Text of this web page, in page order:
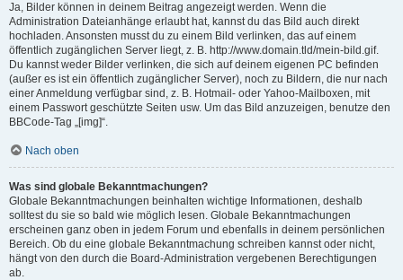
Ja, Bilder können in deinem Beitrag angezeigt werden. Wenn die
Administration Dateianhänge erlaubt hat, kannst du das Bild auch direkt
hochladen. Ansonsten musst du zu einem Bild verlinken, das auf einem
öffentlich zugänglichen Server liegt, z. B. http://www.domain.tld/mein-bild.gif.
Du kannst weder Bilder verlinken, die sich auf deinem eigenen PC befinden
(außer es ist ein öffentlich zugänglicher Server), noch zu Bildern, die nur nach
einer Anmeldung verfügbar sind, z. B. Hotmail- oder Yahoo-Mailboxen, mit
einem Passwort geschützte Seiten usw. Um das Bild anzuzeigen, benutze den
BBCode-Tag „[img]“.
Nach oben
Was sind globale Bekanntmachungen?
Globale Bekanntmachungen beinhalten wichtige Informationen, deshalb
solltest du sie so bald wie möglich lesen. Globale Bekanntmachungen
erscheinen ganz oben in jedem Forum und ebenfalls in deinem persönlichen
Bereich. Ob du eine globale Bekanntmachung schreiben kannst oder nicht,
hängt von den durch die Board-Administration vergebenen Berechtigungen
ab.